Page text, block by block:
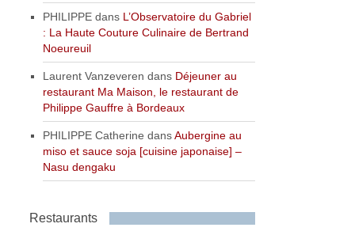
PHILIPPE dans L’Observatoire du Gabriel
: La Haute Couture Culinaire de Bertrand
Noeureuil
Laurent Vanzeveren dans Déjeuner au
restaurant Ma Maison, le restaurant de
Philippe Gauffre à Bordeaux
PHILIPPE Catherine dansAubergine au
miso et sauce soja [cuisine japonaise] –
Nasu dengaku
Restaurants